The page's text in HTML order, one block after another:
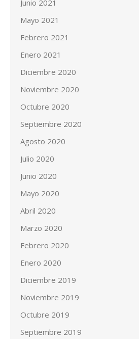
Junio 2021
Mayo 2021
Febrero 2021
Enero 2021
Diciembre 2020
Noviembre 2020
Octubre 2020
Septiembre 2020
Agosto 2020
Julio 2020
Junio 2020
Mayo 2020
Abril 2020
Marzo 2020
Febrero 2020
Enero 2020
Diciembre 2019
Noviembre 2019
Octubre 2019
Septiembre 2019